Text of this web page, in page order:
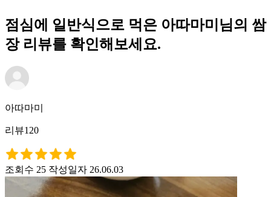
점심에 일반식으로 먹은 아따마미님의 쌈
장 리뷰를 확인해보세요.
아따마미
리뷰120
조회수 25 작성일자 26.06.03